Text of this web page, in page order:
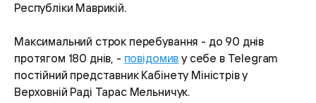
Республіки Маврикій.
Максимальний строк перебування - до 90 днів
протягом 180 днів, - повідомив у себе в Telegram
постійний представник Кабінету Міністрів у
Верховній Раді Тарас Мельничук.